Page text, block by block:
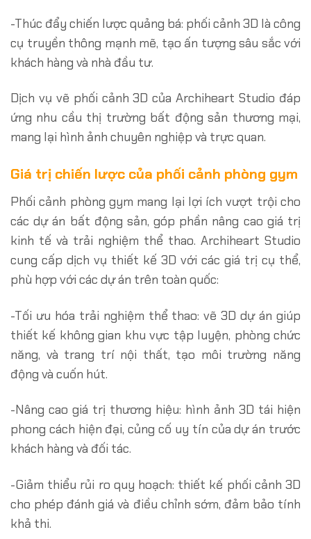
-Thúc đẩy chiến lược quảng bá: phối cảnh 3D là công
cụ truyền thông mạnh mẽ, tạo ấn tượng sâu sắc với
khách hàng và nhà đầu tư.
Dịch vụ vẽ phối cảnh 3D của Archiheart Studio đáp
ứng nhu cầu thị trường bất động sản thương mại,
mang lại hình ảnh chuyên nghiệp và trực quan.
Giá trị chiến lược của phối cảnh phòng gym
Phối cảnh phòng gym mang lại lợi ích vượt trội cho
các dự án bất động sản, góp phần nâng cao giá trị
kinh tế và trải nghiệm thể thao. Archiheart Studio
cung cấp dịch vụ thiết kế 3D với các giá trị cụ thể,
phù hợp với các dự án trên toàn quốc:
-Tối ưu hóa trải nghiệm thể thao: vẽ 3D dự án giúp
thiết kế không gian khu vực tập luyện, phòng chức
năng, và trang trí nội thất, tạo môi trường năng
động và cuốn hút.
-Nâng cao giá trị thương hiệu: hình ảnh 3D tái hiện
phong cách hiện đại, củng cố uy tín của dự án trước
khách hàng và đối tác.
-Giảm thiểu rủi ro quy hoạch: thiết kế phối cảnh 3D
cho phép đánh giá và điều chỉnh sớm, đảm bảo tính
khả thi.